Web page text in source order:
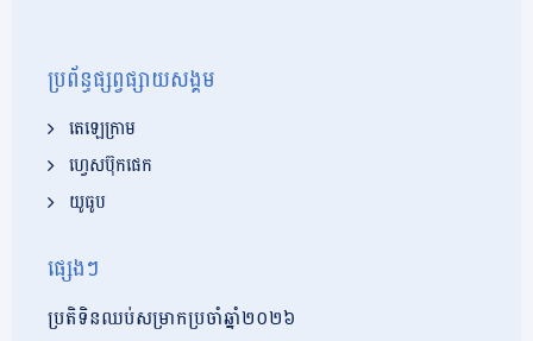
ប្រព័ន្ធផ្សព្វផ្សាយសង្គម
តេឡេក្រាម
ហ្វេសប៊ុកផេក
យូធូប
ផ្សេងៗ
ប្រតិទិនឈប់សម្រាកប្រចាំឆ្នាំ២០២៦